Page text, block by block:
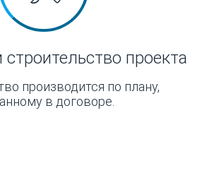
строительство проекта
производится по плану,
в договоре.